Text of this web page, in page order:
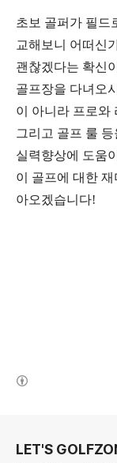
초보 골퍼가 필드
교해보니 어떠신
괜찮겠다는 확신
골프장을 다녀오
이 아니라 프로와
그리고 골프 룰
실력향상에 도움
이 골프에 대한 재
아오겠습니다!
LET'S